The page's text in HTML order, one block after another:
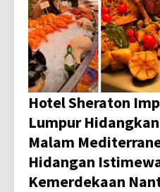
Hotel Sheraton
Lumpur
Malam
Hidangan
Kemerdekaan